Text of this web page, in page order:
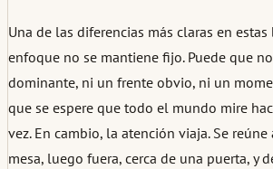
Una de las diferencias más claras en
enfoque no se mantiene fijo. Puede que
dominante, ni un frente obvio, ni un
que se espere que todo el mundo mire
vez. En cambio, la atención viaja. Se
mesa, luego fuera, cerca de una puerta, y